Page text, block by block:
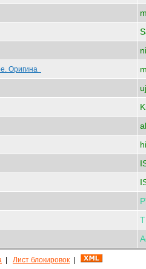
Оригина
Р
Лист блокировок